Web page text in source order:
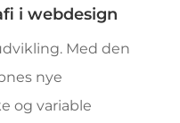
i webdesign
Med den
nye
og variable